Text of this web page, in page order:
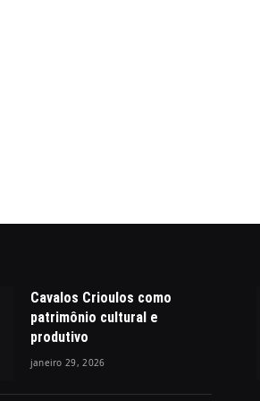
Cavalos Crioulos como
patrimônio cultural e
produtivo
janeiro 29, 2026